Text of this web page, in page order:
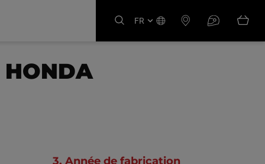
FR
HONDA
3. Année de fabrication